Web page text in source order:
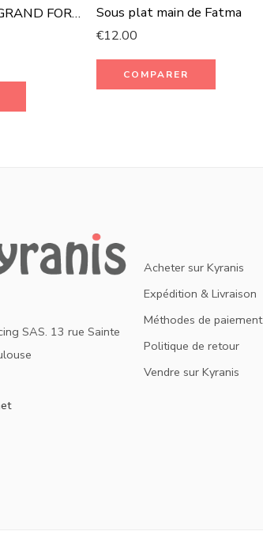
BOITE CARRÉ GRAND FORMAT Sous plat main de Fatma
€12.00
COMPARER
SAS. 13 rue Sainte
Acheter sur Kyranis
Expédition & Livraison
Méthodes de paiement
Politique de retour
Vendre sur Kyranis